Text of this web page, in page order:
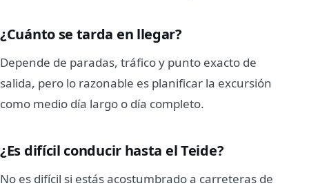
¿Cuánto se tarda en llegar?
Depende de paradas, tráfico y punto exacto de
salida, pero lo razonable es planificar la excursión
como medio día largo o día completo.
¿Es difícil conducir hasta el Teide?
No es difícil si estás acostumbrado a carreteras de